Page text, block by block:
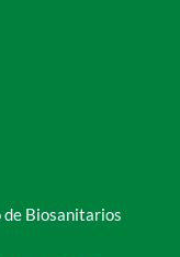
Biosanitarios